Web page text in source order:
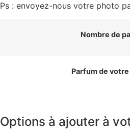
Ps : envoyez-nous votre photo
Nombre de
Parfum de
Options à ajouter à